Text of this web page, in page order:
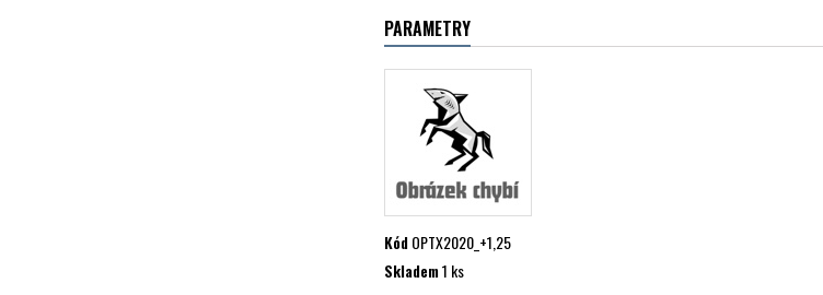
PARAMETRY
KódOPTX2020_+1,25
Skladem1 ks